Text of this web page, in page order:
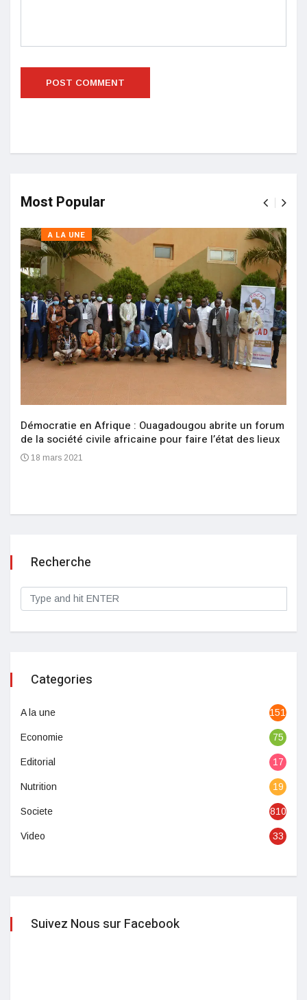
Most Popular
A LA UNE
Démocratie en Afrique : Ouagadougou abrite un forum
de la société civile africaine pour faire l’état des lieux
18 mars 2021
Recherche
Categories
A la une 1513
Economie 75
Editorial 17
Nutrition 19
Societe 810
Video 33
Suivez Nous sur Facebook